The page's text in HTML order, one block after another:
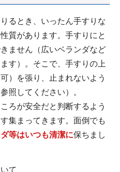
るとき、いったん手すりな
質があります。手すりにと
ません（広いベランダなど
す）。そこで、手すりの上
）を張り、止まれないよう
照してください）。
ろが安全だと判断するよう
集まってきます。面倒でも
等はいつも清潔に保ちまし
て